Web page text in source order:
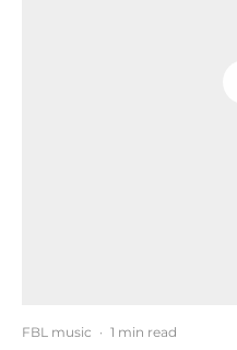
FBL music · 1 min read